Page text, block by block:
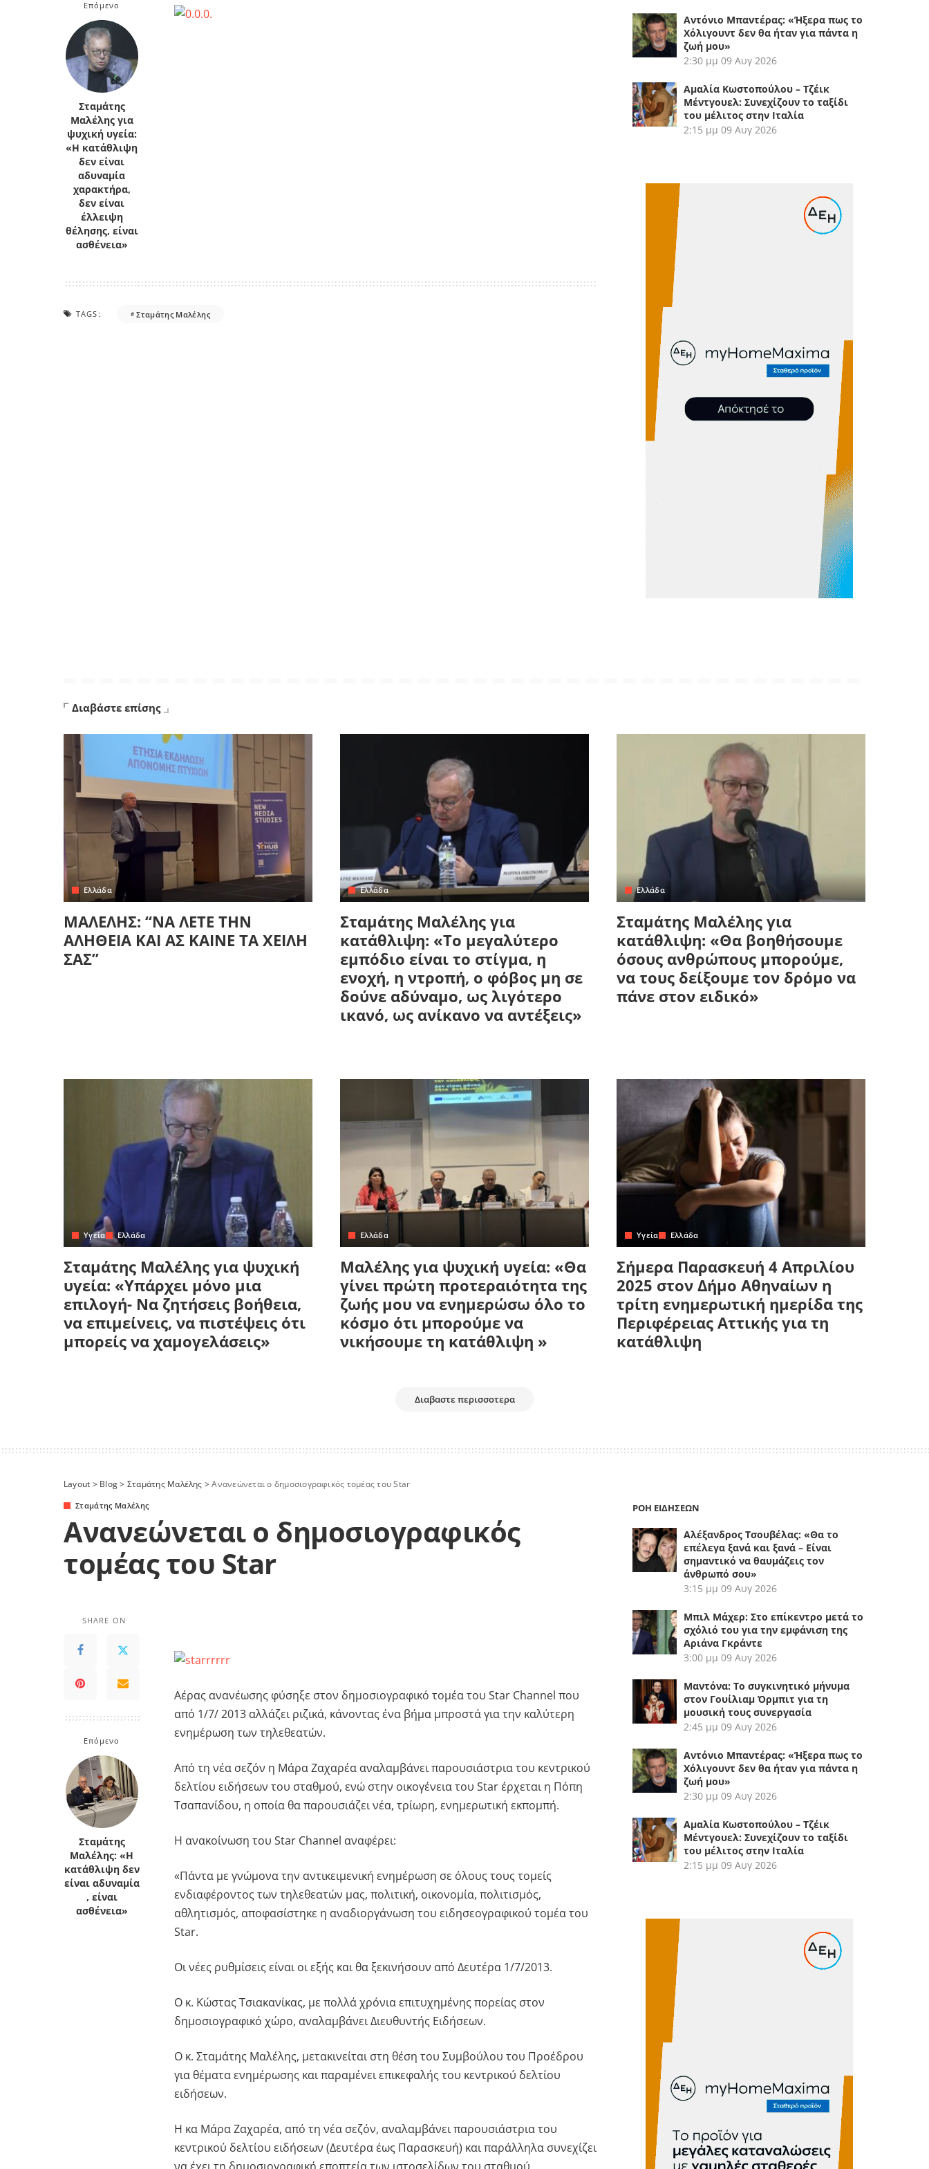
Κρήτη
Κυκλάδες
Πελοπόννησος
Πελοπόννησος
Επόμενο
Σταμάτης
Μαλέλης για
ψυχική υγεία:
«Η κατάθλιψη
δεν είναι
αδυναμία
χαρακτήρα,
δεν είναι
έλλειψη
θέλησης, είναι
ασθένεια»
TAGS: Σταμάτης Μαλέλης
Αντόνιο Μπαντέρας: «Ήξερα πως το
Χόλιγουντ δεν θα ήταν για πάντα η
ζωή μου»
2:30 μμ 09 Αυγ 2026
Αμαλία Κωστοπούλου – Τζέικ
Μέντγουελ: Συνεχίζουν το ταξίδι
του μέλιτος στην Ιταλία
2:15 μμ 09 Αυγ 2026
Διαβάστε επίσης
Ελλάδα
ΜΑΛΕΛΗΣ: “ΝΑ ΛΕΤΕ ΤΗΝ
ΑΛΗΘΕΙΑ ΚΑΙ ΑΣ ΚΑΙΝΕ ΤΑ ΧΕΙΛΗ
ΣΑΣ”
Ελλάδα
Σταμάτης Μαλέλης για
κατάθλιψη: «Το μεγαλύτερο
εμπόδιο είναι το στίγμα, η
ενοχή, η ντροπή, ο φόβος μη σε
δούνε αδύναμο, ως λιγότερο
ικανό, ως ανίκανο να αντέξεις»
Ελλάδα
Σταμάτης Μαλέλης για
κατάθλιψη: «Θα βοηθήσουμε
όσους ανθρώπους μπορούμε,
να τους δείξουμε τον δρόμο να
πάνε στον ειδικό»
Yγεία Ελλάδα
Σταμάτης Μαλέλης για ψυχική
υγεία: «Υπάρχει μόνο μια
επιλογή- Να ζητήσεις βοήθεια,
να επιμείνεις, να πιστέψεις ότι
μπορείς να χαμογελάσεις»
Ελλάδα
Μαλέλης για ψυχική υγεία: «Θα
γίνει πρώτη προτεραιότητα της
ζωής μου να ενημερώσω όλο το
κόσμο ότι μπορούμε να
νικήσουμε τη κατάθλιψη »
Yγεία Ελλάδα
Σήμερα Παρασκευή 4 Απριλίου
2025 στον Δήμο Αθηναίων η
τρίτη ενημερωτική ημερίδα της
Περιφέρειας Αττικής για τη
κατάθλιψη
Διαβαστε περισσοτερα
Layout > Blog> Σταμάτης Μαλέλης >Ανανεώνεται ο δημοσιογραφικός τομέας του Star
Σταμάτης Μαλέλης
Ανανεώνεται ο δημοσιογραφικός
τομέας του Star
SHARE ON
Επόμενο
Σταμάτης
Μαλέλης: «Η
κατάθλιψη δεν
είναι αδυναμία
, είναι
ασθένεια»
Αέρας ανανέωσης φύσηξε στον δημοσιογραφικό τομέα του Star Channel που
από 1/7/ 2013 αλλάζει ριζικά, κάνοντας ένα βήμα μπροστά για την καλύτερη
ενημέρωση των τηλεθεατών.
Από τη νέα σεζόν η Μάρα Ζαχαρέα αναλαμβάνει παρουσιάστρια του κεντρικού
δελτίου ειδήσεων του σταθμού, ενώ στην οικογένεια του Star έρχεται η Πόπη
Τσαπανίδου, η οποία θα παρουσιάζει νέα, τρίωρη, ενημερωτική εκπομπή.
Η ανακοίνωση του Star Channel αναφέρει:
«Πάντα με γνώμονα την αντικειμενική ενημέρωση σε όλους τους τομείς
ενδιαφέροντος των τηλεθεατών μας, πολιτική, οικονομία, πολιτισμός,
αθλητισμός, αποφασίστηκε η αναδιοργάνωση του ειδησεογραφικού τομέα του
Star.
Οι νέες ρυθμίσεις είναι οι εξής και θα ξεκινήσουν από Δευτέρα 1/7/2013.
Ο κ. Κώστας Τσιακανίκας, με πολλά χρόνια επιτυχημένης πορείας στον
δημοσιογραφικό χώρο, αναλαμβάνει Διευθυντής Ειδήσεων.
Ο κ. Σταμάτης Μαλέλης, μετακινείται στη θέση του Συμβούλου του Προέδρου
για θέματα ενημέρωσης και παραμένει επικεφαλής του κεντρικού δελτίου
ειδήσεων.
Η κα Μάρα Ζαχαρέα, από τη νέα σεζόν, αναλαμβάνει παρουσιάστρια του
κεντρικού δελτίου ειδήσεων (Δευτέρα έως Παρασκευή) και παράλληλα συνεχίζει
ΡΟΗ ΕΙΔΗΣΕΩΝ
Αλέξανδρος Τσουβέλας: «Θα το
επέλεγα ξανά και ξανά – Είναι
σημαντικό να θαυμάζεις τον
άνθρωπό σου»
3:15 μμ 09 Αυγ 2026
Μπιλ Μάχερ: Στο επίκεντρο μετά το
σχόλιό του για την εμφάνιση της
Αριάνα Γκράντε
3:00 μμ 09 Αυγ 2026
Μαντόνα: Το συγκινητικό μήνυμα
στον Γουίλιαμ Όρμπιτ για τη
μουσική τους συνεργασία
2:45 μμ 09 Αυγ 2026
Αντόνιο Μπαντέρας: «Ήξερα πως το
Χόλιγουντ δεν θα ήταν για πάντα η
ζωή μου»
2:30 μμ 09 Αυγ 2026
Αμαλία Κωστοπούλου – Τζέικ
Μέντγουελ: Συνεχίζουν το ταξίδι
του μέλιτος στην Ιταλία
2:15 μμ 09 Αυγ 2026